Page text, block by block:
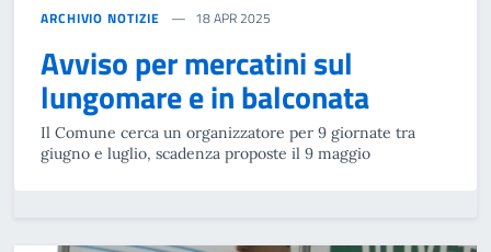
ARCHIVIO NOTIZIE 18 APR 2025
Avviso per mercatini sul
lungomare e in balconata
Il Comune cerca un organizzatore per 9 giornate tra
giugno e luglio, scadenza proposte il 9 maggio